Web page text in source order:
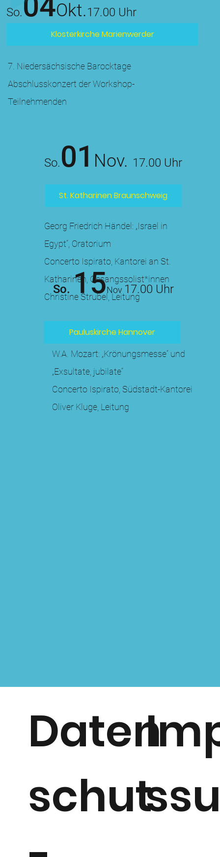
So.01 Nov. 17.00 Uhr
St. Katharinen Braunschweig
Georg Friedrich Händel: „Israel in
Egypt“, Oratorium
Concerto Ispirato, Kantorei an St.
Katharinen, Gesangssolist*innen
Christine Strubel, Leitung
So. Okt.17.00 Uhr
Klosterkirche Marienwerder
7. Niedersächsische Barocktage
Abschlusskonzert der Workshop-
Teilnehmenden
So. 15Nov 17.00 Uhr
Pauluskirche Hannover
W.A. Mozart: „Krönungsmesse“ und
„Exsultate, jubilate“
Concerto Ispirato, Südstadt-Kantorei
Oliver Kluge, Leitung
Daten
schut